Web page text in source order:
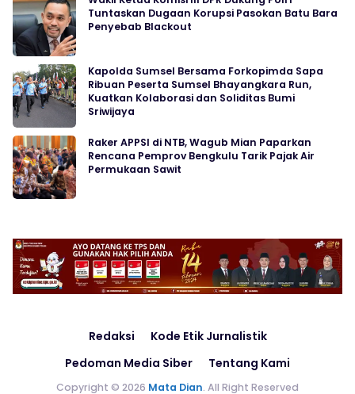
Tuntaskan Dugaan Korupsi Pasokan Batu Bara
Penyebab Blackout
Kapolda Sumsel Bersama Forkopimda Sapa
Ribuan Peserta Sumsel Bhayangkara Run,
Kuatkan Kolaborasi dan Soliditas Bumi
Sriwijaya
Raker APPSI di NTB, Wagub Mian Paparkan
Rencana Pemprov Bengkulu Tarik Pajak Air
Permukaan Sawit
Redaksi
Kode Etik Jurnalistik
Pedoman Media Siber
Tentang Kami
Copyright © 2026 Mata Dian. All Right Reserved